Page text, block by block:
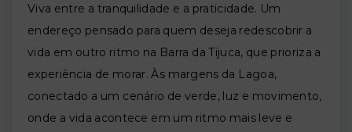
Viva entre a tranquilidade e a praticidade. Um
endereço pensado para quem deseja redescobrir a
vida em outro ritmo na Barra da Tijuca, que prioriza a
experiência de morar. Às margens da Lagoa,
conectado a um cenário de verde, luz e movimento,
onde a vida acontece em um ritmo mais leve e